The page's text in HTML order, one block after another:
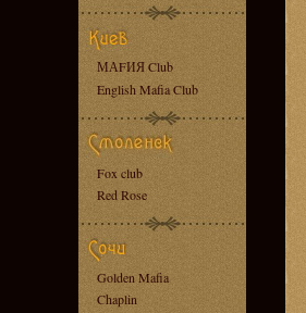
МАFИЯ Club
English Mafia Club
Fox club
Red Rose
Golden Mafia
Chaplin